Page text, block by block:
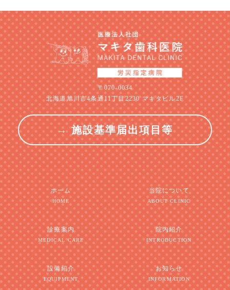
〒070-0034
北海道旭川市4条通11丁目2230 マキタビル2F
→ 施設基準届出項目等
ホーム
HOME
当院について
ABOUT CLINIC
診療案内
MEDICAL CARE
院内紹介
INTRODUCTION
設備紹介
EQUIPMENT
お知らせ
INFORMATION